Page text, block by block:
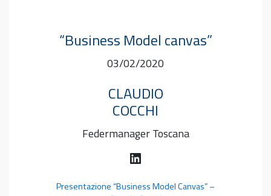
“Business Model canvas”
03/02/2020
CLAUDIO
COCCHI
Federmanager Toscana
LinkedIn
Presentazione “Business Model Canvas” –